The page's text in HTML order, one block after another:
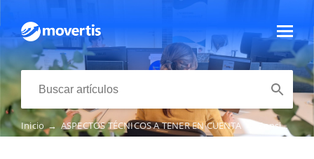
Inicio→ ASPECTOS TÉCNICOS A TENER EN CUENTA Consideraciones previas